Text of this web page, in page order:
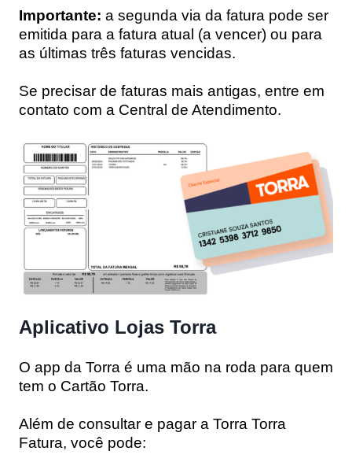
Importante: a segunda via da fatura pode ser
emitida para a fatura atual (a vencer) ou para
as últimas três faturas vencidas.
Se precisar de faturas mais antigas, entre em
contato com a Central de Atendimento.
Aplicativo Lojas Torra
O app da Torra é uma mão na roda para quem
tem o Cartão Torra.
Além de consultar e pagar a Torra Torra
Fatura, você pode: